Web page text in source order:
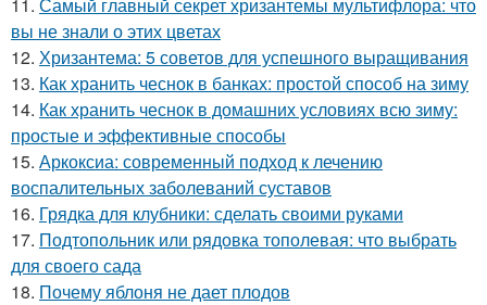
вы не знали о этих цветах
12. Хризантема: 5 советов для успешного выращивания
13. Как хранить чеснок в банках: простой способ на зиму
14. Как хранить чеснок в домашних условиях всю зиму:
простые и эффективные способы
15. Аркоксиа: современный подход к лечению
воспалительных заболеваний суставов
16. Грядка для клубники: сделать своими руками
17. Подтопольник или рядовка тополевая: что выбрать
для своего сада
18. Почему яблоня не дает плодов